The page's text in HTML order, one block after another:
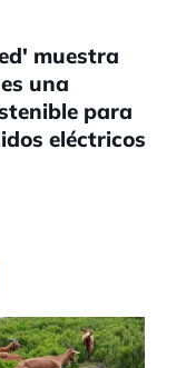
muestra
una
para
eléctricos